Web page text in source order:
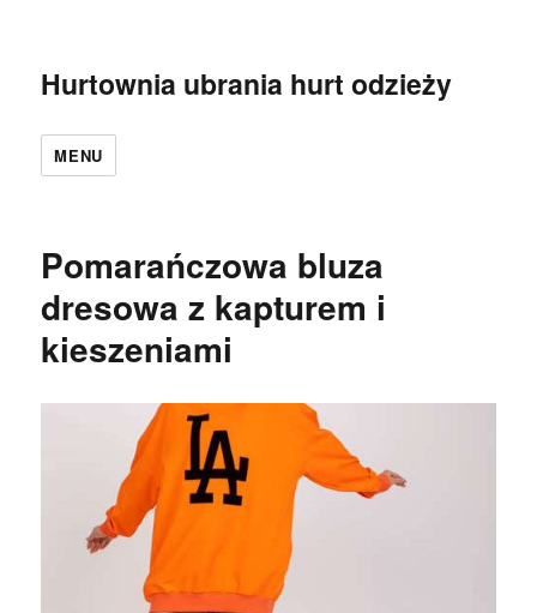
Hurtownia ubrania hurt odzieży
MENU
Pomarańczowa bluza
dresowa z kapturem i
kieszeniami